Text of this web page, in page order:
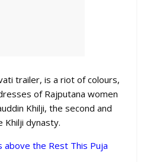
trailer, is a riot of colours,
of Rajputana women
Khilji, the second and
dynasty.
above the Rest This Puja